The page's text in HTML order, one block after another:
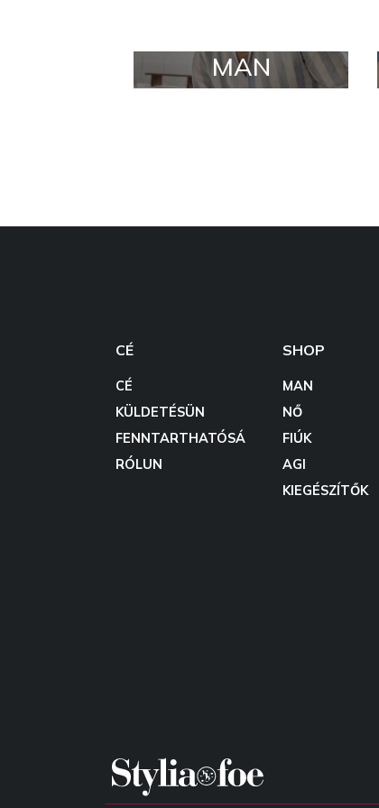
MAN
CÉ
CÉ
KÜLDETÉSÜN
FENNTARTHATÓSÁ
RÓLUN
SHOP
MAN
NŐ
FIÚK
AGI
KIEGÉSZÍTŐK